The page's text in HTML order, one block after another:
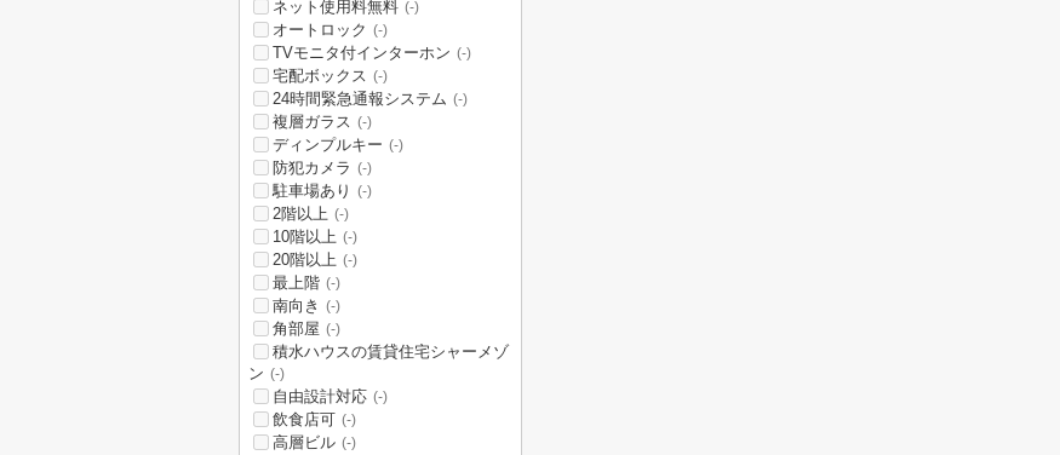
ネット使用料無料 (-)
オートロック (-)
TVモニタ付インターホン (-)
宅配ボックス (-)
24時間緊急通報システム (-)
複層ガラス (-)
ディンプルキー (-)
防犯カメラ (-)
駐車場あり (-)
2階以上 (-)
10階以上 (-)
20階以上 (-)
最上階 (-)
南向き (-)
角部屋 (-)
積水ハウスの賃貸住宅シャーメゾ
ン (-)
自由設計対応 (-)
飲食店可 (-)
高層ビル (-)